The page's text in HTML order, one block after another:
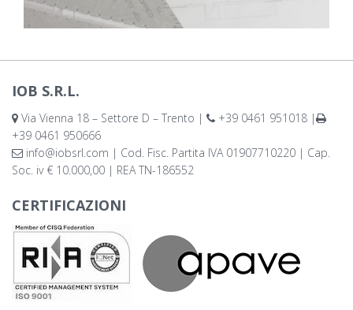
IOB S.R.L.
Via Vienna 18 – Settore D – Trento |
+39 0461 951018 |
+39 0461 950666
info@iobsrl.com | Cod. Fisc. Partita IVA 01907710220 | Cap.
Soc. iv € 10.000,00 | REA TN-186552
CERTIFICAZIONI